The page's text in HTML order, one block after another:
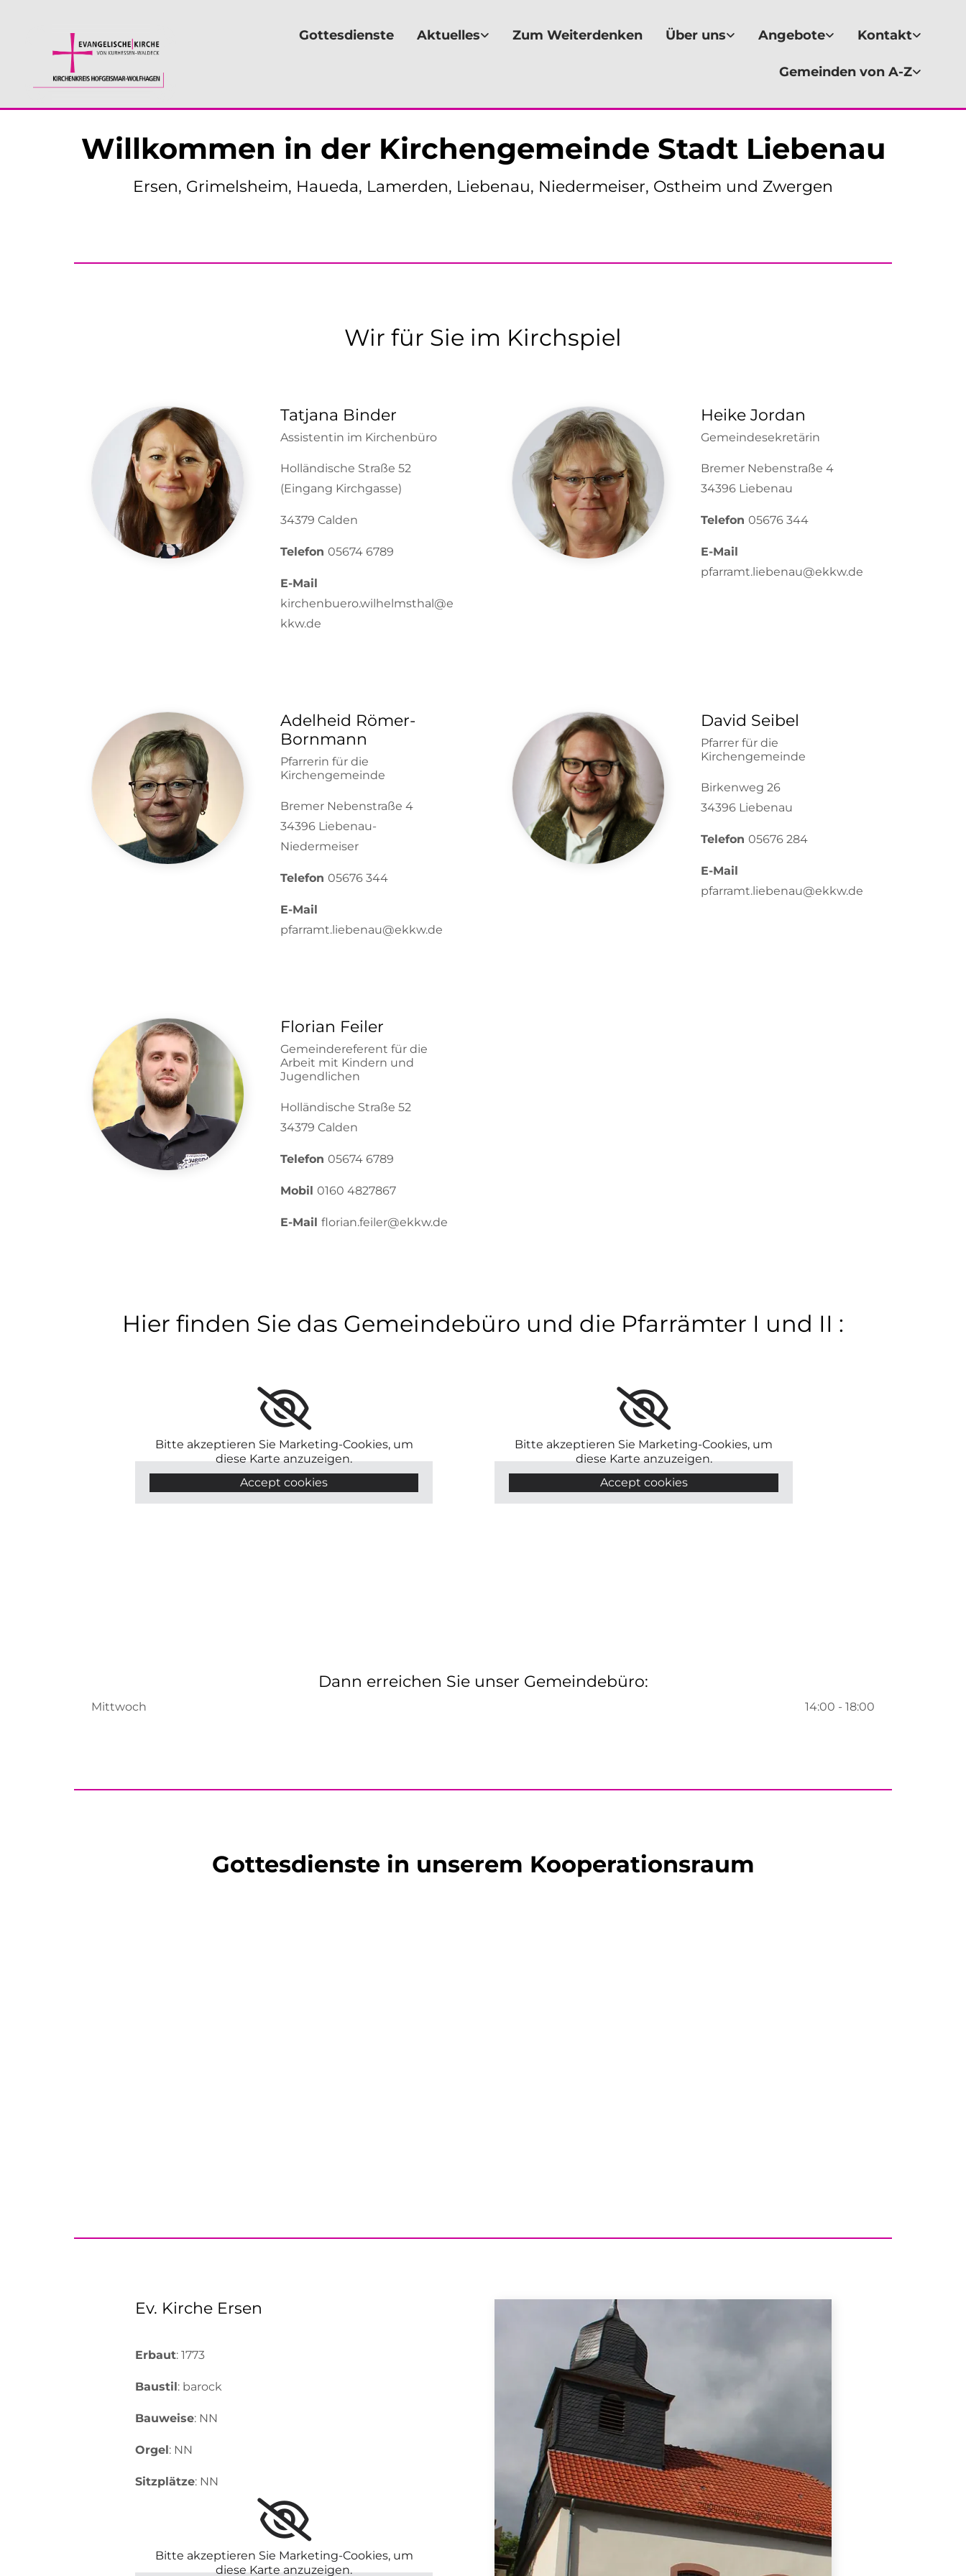
Gottesdienste Aktuelles Zum Weiterdenken Über uns Angebote Kontakt
Gemeinden von A-Z
Willkommen in der Kirchengemeinde Stadt Liebenau
Ersen, Grimelsheim, Haueda, Lamerden, Liebenau, Niedermeiser, Ostheim und Zwergen
Wir für Sie im Kirchspiel
Tatjana Binder
Assistentin im Kirchenbüro
Holländische Straße 52
(Eingang Kirchgasse)
34379 Calden
Telefon 05674 6789
E-Mail
kirchenbuero.wilhelmsthal@e
kkw.de
Heike Jordan
Gemeindesekretärin
Bremer Nebenstraße 4
34396 Liebenau
Telefon 05676 344
E-Mail
pfarramt.liebenau@ekkw.de
Adelheid Römer-
Bornmann
Pfarrerin für die
Kirchengemeinde
Bremer Nebenstraße 4
34396 Liebenau-
Niedermeiser
Telefon 05676 344
E-Mail
pfarramt.liebenau@ekkw.de
David Seibel
Pfarrer für die
Kirchengemeinde
Birkenweg 26
34396 Liebenau
Telefon 05676 284
E-Mail
pfarramt.liebenau@ekkw.de
Florian Feiler
Gemeindereferent für die
Arbeit mit Kindern und
Jugendlichen
Holländische Straße 52
34379 Calden
Telefon 05674 6789
Mobil 0160 4827867
E-Mail florian.feiler@ekkw.de
Hier finden Sie das Gemeindebüro und die Pfarrämter I und II :
Bitte akzeptieren Sie Marketing-Cookies, um
diese Karte anzuzeigen.
Accept cookies
Bitte akzeptieren Sie Marketing-Cookies, um
diese Karte anzuzeigen.
Accept cookies
Dann erreichen Sie unser Gemeindebüro:
Mittwoch 14:00 - 18:00
Gottesdienste in unserem Kooperationsraum
Ev. Kirche Ersen
Erbaut: 1773
Baustil: barock
Bauweise: NN
Orgel: NN
Sitzplätze: NN
Bitte akzeptieren Sie Marketing-Cookies, um
diese Karte anzuzeigen.